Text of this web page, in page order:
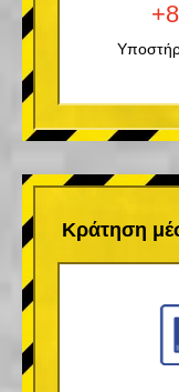
Κράτηση